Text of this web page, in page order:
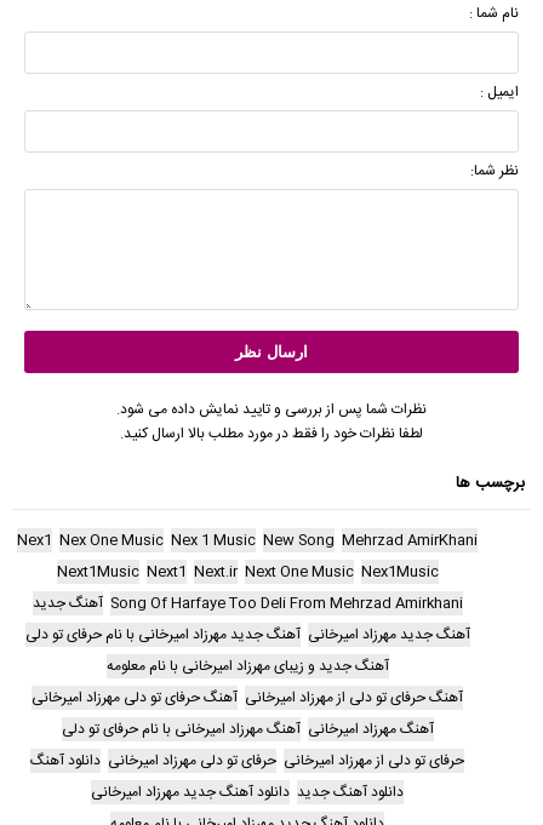
نام شما :
ایمیل :
نظر شما:
نظرات شما پس از بررسی و تایید نمایش داده می شود.
لطفا نظرات خود را فقط در مورد مطلب بالا ارسال کنید.
برچسب ها
Mehrzad AmirKhani
New Song
Nex 1 Music
Nex One Music
Nex1
Nex1Music
Next One Music
Next.ir
Next1
Next1Music
Song Of Harfaye Too Deli From Mehrzad Amirkhani آهنگ جدید
آهنگ جدید مهرزاد امیرخانی آهنگ جدید مهرزاد امیرخانی با نام حرفای تو دلی
آهنگ جدید و زیبای مهرزاد امیرخانی با نام معلومه
آهنگ حرفای تو دلی از مهرزاد امیرخانی آهنگ حرفای تو دلی مهرزاد امیرخانی
آهنگ مهرزاد امیرخانی آهنگ مهرزاد امیرخانی با نام حرفای تو دلی
حرفای تو دلی از مهرزاد امیرخانی حرفای تو دلی مهرزاد امیرخانی دانلود آهنگ
دانلود آهنگ جدید دانلود آهنگ جدید مهرزاد امیرخانی